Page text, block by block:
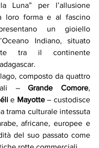
Luna” per l’allusione
loro forma e al fascino
un gioiello
Indiano, situato
tra il continente
composto da quattro
– Grande Comore
e Mayotte – custodisce
trama culturale intessuta
africane, europee e
del suo passato come